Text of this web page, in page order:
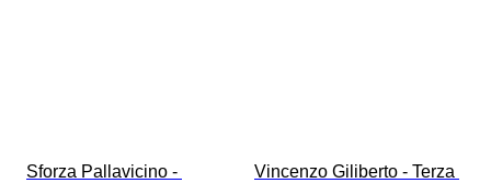
Sforza Pallavicino -
Vincenzo Giliberto - Terza